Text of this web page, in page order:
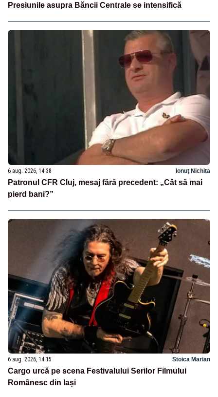
Presiunile asupra Băncii Centrale se intensifică
6 aug. 2026, 14:38 Ionuț Nichita
Patronul CFR Cluj, mesaj fără precedent: „Cât să mai
pierd bani?”
6 aug. 2026, 14:15 Stoica Marian
Cargo urcă pe scena Festivalului Serilor Filmului
Românesc din Iași